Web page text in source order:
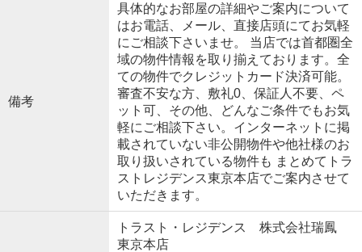
備考
具体的なお部屋の詳細やご案内について
はお電話、メール、直接店頭にてお気軽
にご相談下さいませ。 当店では首都圏全
域の物件情報を取り揃えております。全
ての物件でクレジットカード決済可能。
審査不安な方、敷礼0、保証人不要、ペ
ット可、その他、どんなご条件でもお気
軽にご相談下さい。インターネットに掲
載されていない非公開物件や他社様のお
取り扱いされている物件も まとめてトラ
ストレジデンス東京本店でご案内させて
いただきます。
トラスト・レジデンス 株式会社瑞鳳
東京本店